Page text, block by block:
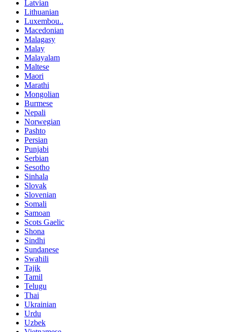
Latvian
Lithuanian
Luxembou..
Macedonian
Malagasy
Malay
Malayalam
Maltese
Maori
Marathi
Mongolian
Burmese
Nepali
Norwegian
Pashto
Persian
Punjabi
Serbian
Sesotho
Sinhala
Slovak
Slovenian
Somali
Samoan
Scots Gaelic
Shona
Sindhi
Sundanese
Swahili
Tajik
Tamil
Telugu
Thai
Ukrainian
Urdu
Uzbek